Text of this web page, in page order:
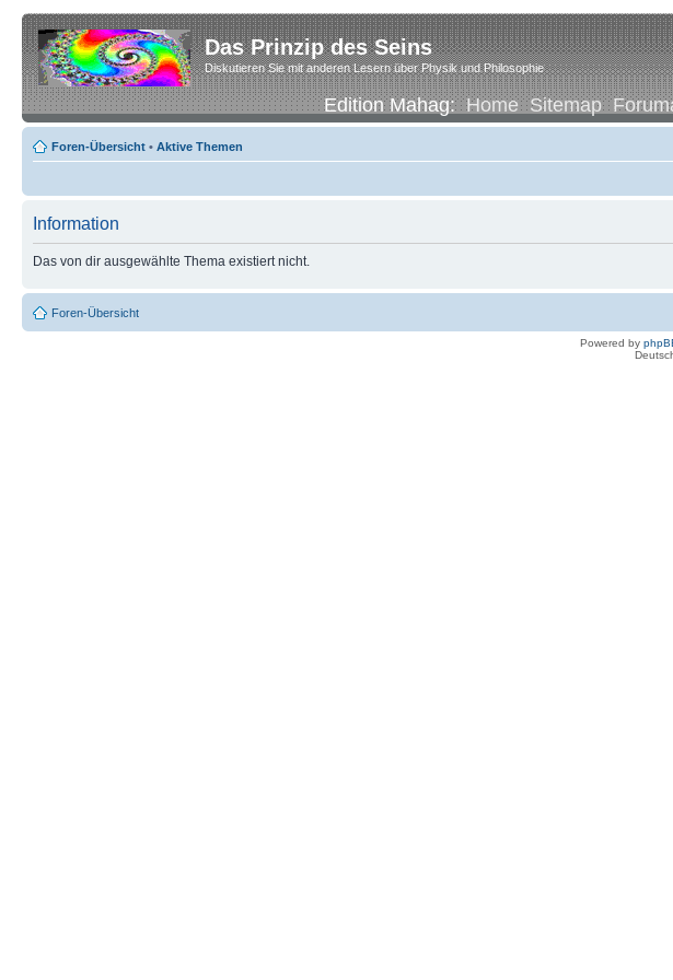
Das Prinzip des Seins
Diskutieren Sie mit anderen Lesern über Physik und Philosophie
Edition Mahag:Home Sitemap
Foren-Übersicht • Aktive Themen
Information
Das von dir ausgewählte Thema existiert nicht.
Foren-Übersicht
Powered by